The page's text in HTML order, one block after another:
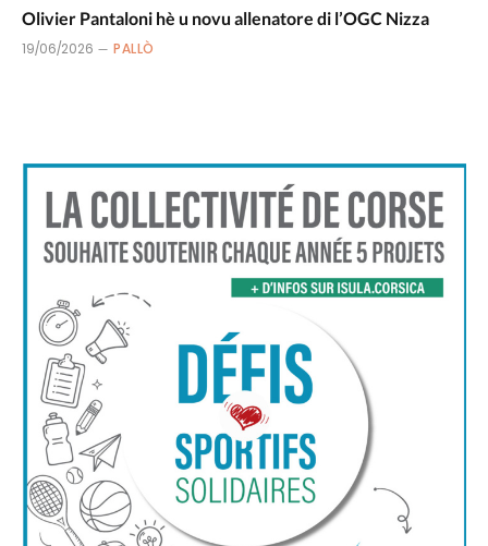
Olivier Pantaloni hè u novu allenatore di l’OGC Nizza
19/06/2026 PALLÒ